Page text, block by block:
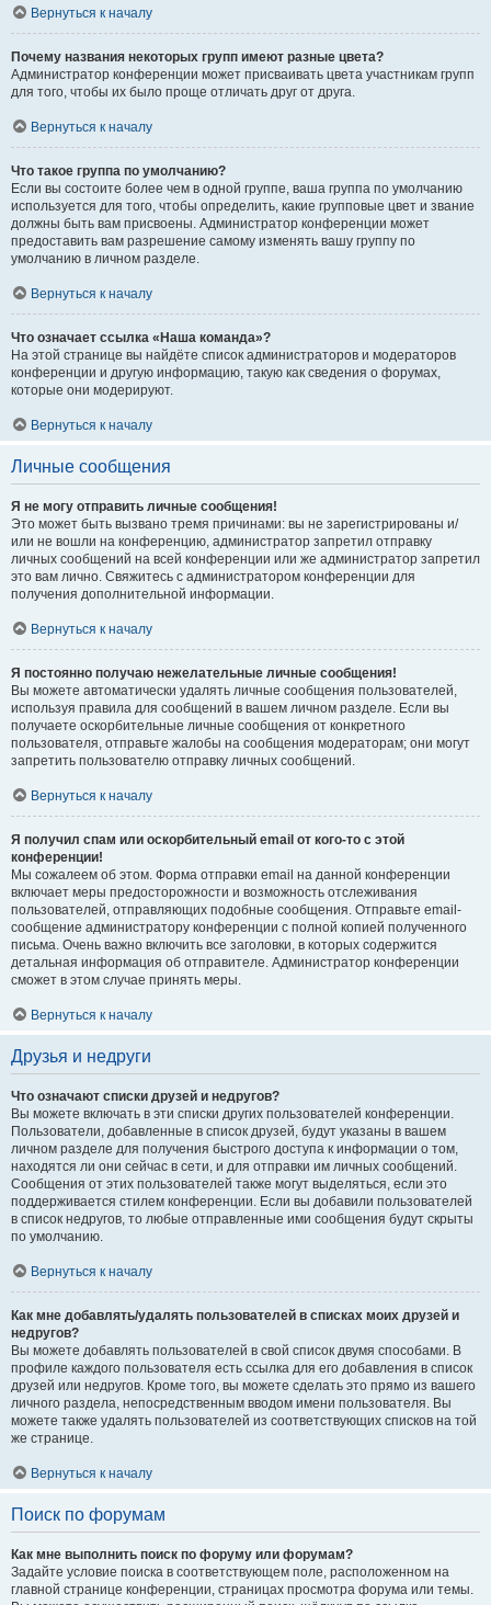
Вернуться к началу
Почему названия некоторых групп имеют разные цвета?
Администратор конференции может присваивать цвета участникам групп
для того, чтобы их было проще отличать друг от друга.
Вернуться к началу
Что такое группа по умолчанию?
Если вы состоите более чем в одной группе, ваша группа по умолчанию
используется для того, чтобы определить, какие групповые цвет и звание
должны быть вам присвоены. Администратор конференции может
предоставить вам разрешение самому изменять вашу группу по
умолчанию в личном разделе.
Вернуться к началу
Что означает ссылка «Наша команда»?
На этой странице вы найдёте список администраторов и модераторов
конференции и другую информацию, такую как сведения о форумах,
которые они модерируют.
Вернуться к началу
Личные сообщения
Я не могу отправить личные сообщения!
Это может быть вызвано тремя причинами: вы не зарегистрированы и/
или не вошли на конференцию, администратор запретил отправку
личных сообщений на всей конференции или же администратор запретил
это вам лично. Свяжитесь с администратором конференции для
получения дополнительной информации.
Вернуться к началу
Я постоянно получаю нежелательные личные сообщения!
Вы можете автоматически удалять личные сообщения пользователей,
используя правила для сообщений в вашем личном разделе. Если вы
получаете оскорбительные личные сообщения от конкретного
пользователя, отправьте жалобы на сообщения модераторам; они могут
запретить пользователю отправку личных сообщений.
Вернуться к началу
Я получил спам или оскорбительный email от кого-то с этой
конференции!
Мы сожалеем об этом. Форма отправки email на данной конференции
включает меры предосторожности и возможность отслеживания
пользователей, отправляющих подобные сообщения. Отправьте email-
сообщение администратору конференции с полной копией полученного
письма. Очень важно включить все заголовки, в которых содержится
детальная информация об отправителе. Администратор конференции
сможет в этом случае принять меры.
Вернуться к началу
Друзья и недруги
Что означают списки друзей и недругов?
Вы можете включать в эти списки других пользователей конференции.
Пользователи, добавленные в список друзей, будут указаны в вашем
личном разделе для получения быстрого доступа к информации о том,
находятся ли они сейчас в сети, и для отправки им личных сообщений.
Сообщения от этих пользователей также могут выделяться, если это
поддерживается стилем конференции. Если вы добавили пользователей
в список недругов, то любые отправленные ими сообщения будут скрыты
по умолчанию.
Вернуться к началу
Как мне добавлять/удалять пользователей в списках моих друзей и
недругов?
Вы можете добавлять пользователей в свой список двумя способами. В
профиле каждого пользователя есть ссылка для его добавления в список
друзей или недругов. Кроме того, вы можете сделать это прямо из вашего
личного раздела, непосредственным вводом имени пользователя. Вы
можете также удалять пользователей из соответствующих списков на той
же странице.
Вернуться к началу
Поиск по форумам
Как мне выполнить поиск по форуму или форумам?
Задайте условие поиска в соответствующем поле, расположенном на
главной странице конференции, страницах просмотра форума или темы.